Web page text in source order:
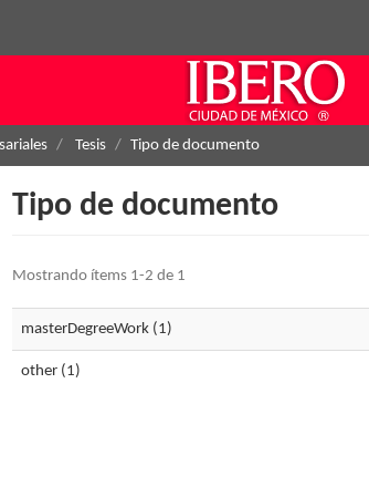
Tesis Tipo de documento
Tipo de documento
Mostrando ítems 1-2 de 1
masterDegreeWork (1)
other (1)